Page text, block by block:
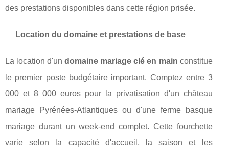
des prestations disponibles dans cette région prisée.
Location du domaine et prestations de base
La location d'undomaine mariage clé en main constitue
le premier poste budgétaire important. Comptez entre 3
000 et 8 000 euros pour la privatisation d'un château
mariage Pyrénées-Atlantiques ou d'une ferme basque
mariage durant un week-end complet. Cette fourchette
varie selon la capacité d'accueil, la saison et les